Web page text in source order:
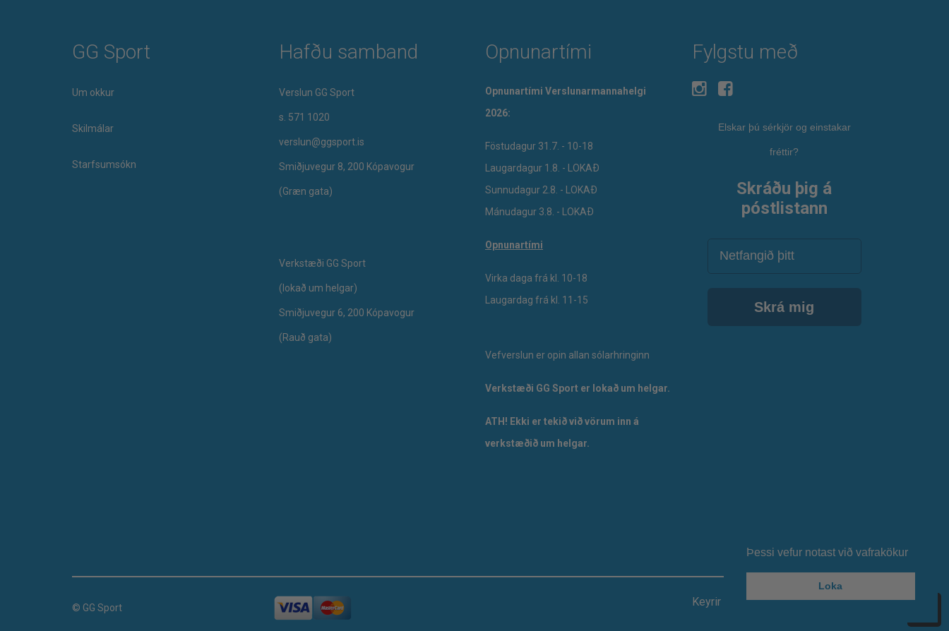
Þessi vefur notast við vafrakökur
Loka
GG Sport
Um okkur
Skilmálar
Starfsumsókn
Hafðu samband
Verslun GG Sport
s. 571 1020
verslun@ggsport.is
Smiðjuvegur 8, 200 Kópavogur
(Græn gata)
Verkstæði GG Sport
​(lokað um helgar)
Smiðjuvegur 6, 200 Kópavogur
(Rauð gata)
Opnunartími
Opnunartími Verslunarmannahelgi
2026:
Föstudagur 31.7. - 10-18
Laugardagur 1.8. - LOKAÐ
Sunnudagur 2.8. - LOKAÐ
Mánudagur 3.8. - LOKAÐ
Opnunartími
Virka daga frá kl. 10-18
Laugardag frá kl. 11-15
Vefverslun er opin allan sólarhringinn
Verkstæði GG Sport er lokað um helgar.
ATH! Ekki er tekið við vörum inn á
verkstæðið um helgar.
Fylgstu með
Elskar þú sérkjör og einstakar
fréttir?
Skráðu þig á
póstlistann
Skrá mig
© GG Sport Keyrir á vefumsjónarkerfi Smartmedia